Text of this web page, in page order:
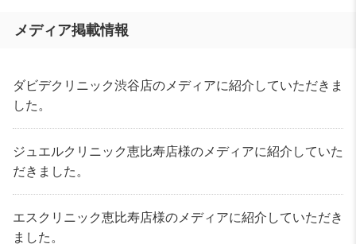
メディア掲載情報
ダビデクリニック渋谷店のメディアに紹介していただきま
した。
ジュエルクリニック恵比寿店様のメディアに紹介していた
だきました。
エスクリニック恵比寿店様のメディアに紹介していただき
ました。